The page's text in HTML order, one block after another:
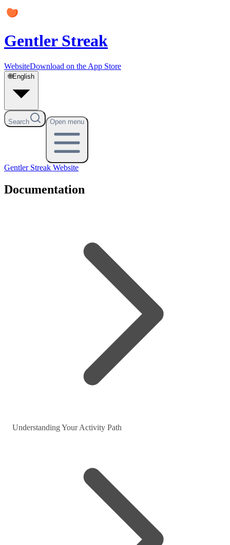
Gentler Streak
WebsiteDownload on the App Store
🌐English
Search Open menu
Gentler Streak Website
Documentation
Understanding Your Activity Path